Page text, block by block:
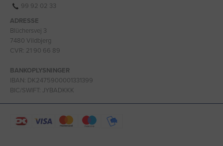
99 92 02 33
ADRESSE
Blüchersvej 3
7480 Vildbjerg
CVR: 21 90 66 89
BANKOPLYSNINGER
IBAN: DK2475900001331399
BIC/SWIFT: JYBADKKK